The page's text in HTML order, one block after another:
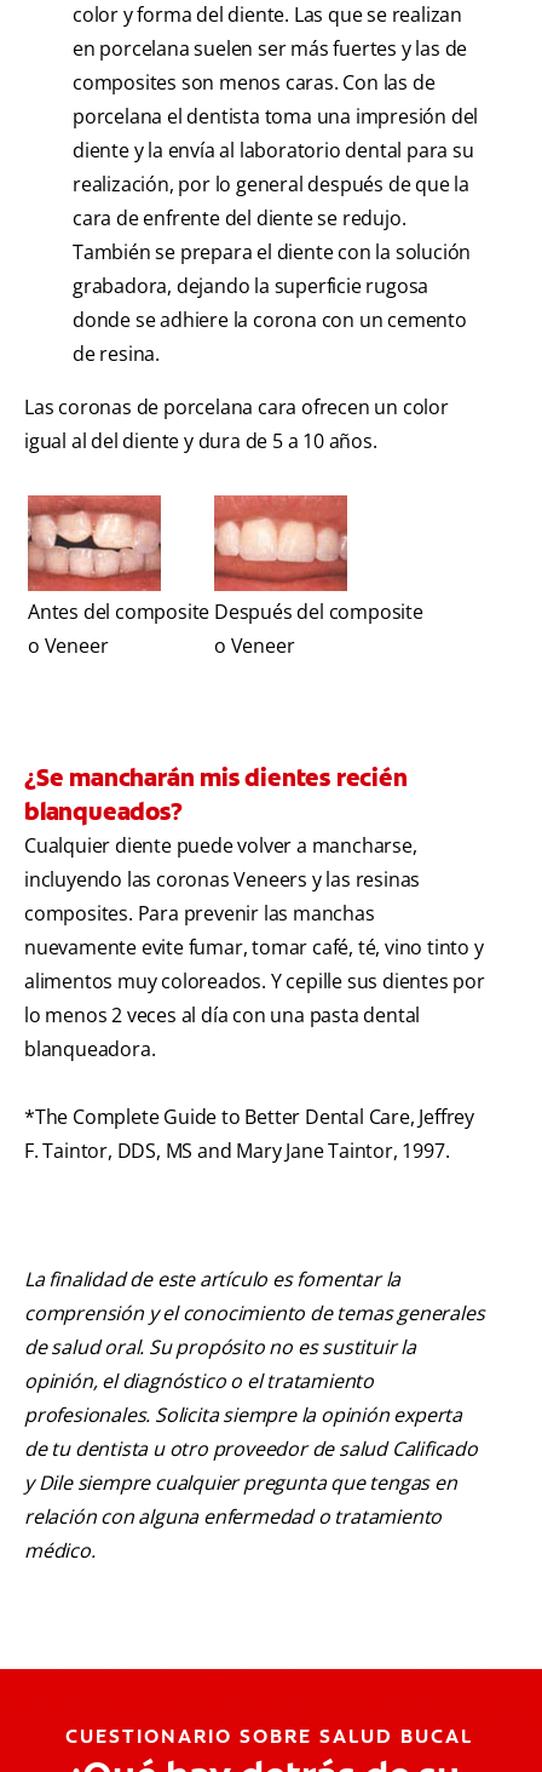
color y forma del diente. Las que se realizan
en porcelana suelen ser más fuertes y las de
composites son menos caras. Con las de
porcelana el dentista toma una impresión del
diente y la envía al laboratorio dental para su
realización, por lo general después de que la
cara de enfrente del diente se redujo.
También se prepara el diente con la solución
grabadora, dejando la superficie rugosa
donde se adhiere la corona con un cemento
de resina.
Las coronas de porcelana cara ofrecen un color
igual al del diente y dura de 5 a 10 años.
Antes del composite
o Veneer
Después del composite
o Veneer
¿Se mancharán mis dientes recién
blanqueados?
Cualquier diente puede volver a mancharse,
incluyendo las coronas Veneers y las resinas
composites. Para prevenir las manchas
nuevamente evite fumar, tomar café, té, vino tinto y
alimentos muy coloreados. Y cepille sus dientes por
lo menos 2 veces al día con una pasta dental
blanqueadora.
*The Complete Guide to Better Dental Care, Jeffrey
F. Taintor, DDS, MS and Mary Jane Taintor, 1997.
La finalidad de este artículo es fomentar la
comprensión y el conocimiento de temas generales
de salud oral. Su propósito no es sustituir la
opinión, el diagnóstico o el tratamiento
profesionales. Solicita siempre la opinión experta
de tu dentista u otro proveedor de salud Calificado
y Dile siempre cualquier pregunta que tengas en
relación con alguna enfermedad o tratamiento
médico.
CUESTIONARIO SOBRE SALUD BUCAL